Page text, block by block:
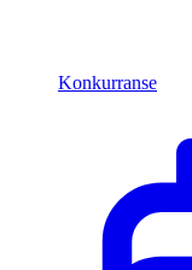
Konkurranse